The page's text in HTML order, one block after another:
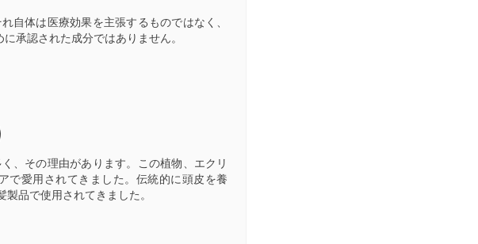
自体は医療効果を主張するものではなく、
承認された成分ではありません。
、その理由があります。この植物、エクリ
で愛用されてきました。伝統的に頭皮を養
品で使用されてきました。